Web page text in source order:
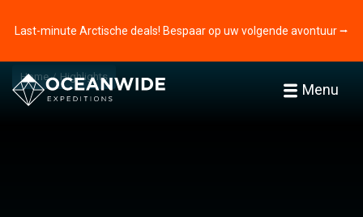
Last-minute Arctische deals! Bespaar op uw volgende avontuur ⭢
Menu
Home Highlights